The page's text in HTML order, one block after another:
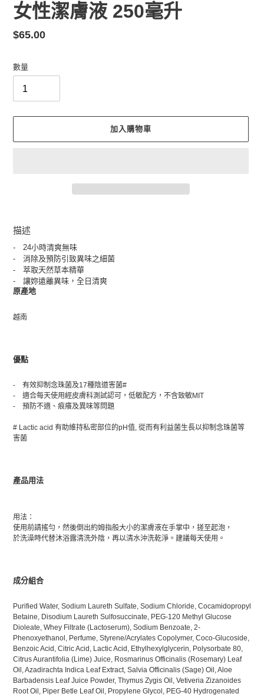
女性潔膚液 250毫升
定
$65.00
數量
加入購物車
在
將
產
品
加
入
購
描述
- 24小時清爽無味
- 消除及預防引致異味之細菌
- 萃取天然草本精華
- 讓妳遠離異味，全日清爽
原產地
越南
優點
- 有效抑制念珠菌及17種陰道害菌#
- 適合每天使用經皮膚科測試認可，低敏配方，不含致敏MIT
- 預防不適、痕癢及異味等問題
# Lactic acid 有助維持私密部位的pH值, 從而有利益菌生長以抑制念珠菌等
害菌
產品用法
用法：
使用前請搖勻，然後倒出約姆指般大小的潔膚液在手掌中，搓至起泡，
於洗澡時代替沐浴露清洗外陰，再以清水沖洗乾淨。建議每天使用。
成分組合
Purified Water, Sodium Laureth Sulfate, Sodium Chloride, Cocamidopropyl
Betaine, Disodium Laureth Sulfosuccinate, PEG-120 Methyl Glucose
Dioleate, Whey Filtrate (Lactoserum), Sodium Benzoate, 2-
Phenoxyethanol, Perfume, Styrene/Acrylates Copolymer, Coco-Glucoside,
Benzoic Acid, Citric Acid, Lactic Acid, Ethylhexylglycerin, Polysorbate 80,
Citrus Aurantifolia (Lime) Juice, Rosmarinus Officinalis (Rosemary) Leaf
Oil, Azadirachta Indica Leaf Extract, Salvia Officinalis (Sage) Oil, Aloe
Barbadensis Leaf Juice Powder, Thymus Zygis Oil, Vetiveria Zizanoides
Root Oil, Piper Betle Leaf Oil, Propylene Glycol, PEG-40 Hydrogenated